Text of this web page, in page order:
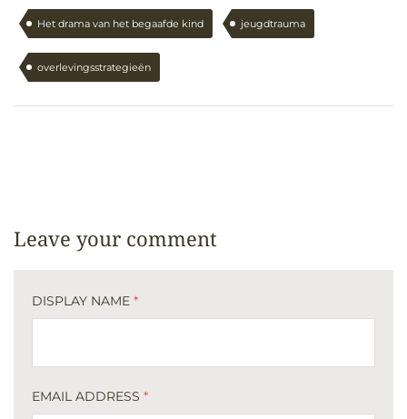
Het drama van het begaafde kind jeugdtrauma
overlevingsstrategieën
Leave your comment
DISPLAY NAME *
EMAIL ADDRESS *